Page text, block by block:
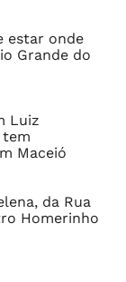
estar onde
Grande do
Luiz
tem
Maceió
da Rua
Homerinho